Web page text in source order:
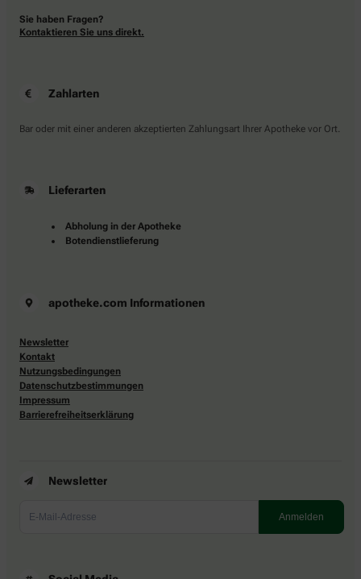
Sie haben Fragen?
Kontaktieren Sie uns direkt.
Zahlarten
Bar oder mit einer anderen akzeptierten Zahlungsart Ihrer Apotheke vor Ort.
Lieferarten
Abholung in der Apotheke
Botendienstlieferung
apotheke.com Informationen
Newsletter
Kontakt
Nutzungsbedingungen
Datenschutzbestimmungen
Impressum
Barrierefreiheitserklärung
Newsletter